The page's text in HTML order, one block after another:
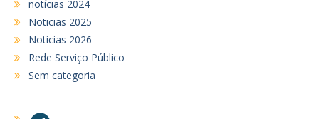
notícias 2024
Noticias 2025
Notícias 2026
Rede Serviço Público
Sem categoria